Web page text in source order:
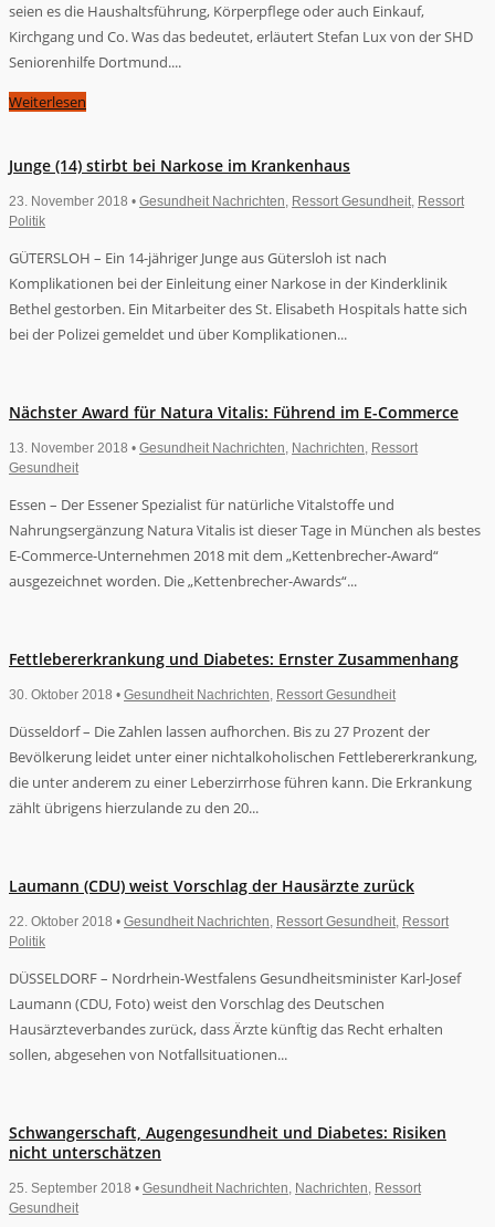
seien es die Haushaltsführung, Körperpflege oder auch Einkauf,
Kirchgang und Co. Was das bedeutet, erläutert Stefan Lux von der SHD
Seniorenhilfe Dortmund....
Weiterlesen
Junge (14) stirbt bei Narkose im Krankenhaus
23. November 2018 • Gesundheit Nachrichten, Ressort Gesundheit, Ressort
Politik
GÜTERSLOH – Ein 14-jähriger Junge aus Gütersloh ist nach
Komplikationen bei der Einleitung einer Narkose in der Kinderklinik
Bethel gestorben. Ein Mitarbeiter des St. Elisabeth Hospitals hatte sich
bei der Polizei gemeldet und über Komplikationen...
Nächster Award für Natura Vitalis: Führend im E-Commerce
13. November 2018 • Gesundheit Nachrichten, Nachrichten, Ressort
Gesundheit
Essen – Der Essener Spezialist für natürliche Vitalstoffe und
Nahrungsergänzung Natura Vitalis ist dieser Tage in München als bestes
E-Commerce-Unternehmen 2018 mit dem „Kettenbrecher-Award“
ausgezeichnet worden. Die „Kettenbrecher-Awards“...
Fettlebererkrankung und Diabetes: Ernster Zusammenhang
30. Oktober 2018 • Gesundheit Nachrichten, Ressort Gesundheit
Düsseldorf – Die Zahlen lassen aufhorchen. Bis zu 27 Prozent der
Bevölkerung leidet unter einer nichtalkoholischen Fettlebererkrankung,
die unter anderem zu einer Leberzirrhose führen kann. Die Erkrankung
zählt übrigens hierzulande zu den 20...
Laumann (CDU) weist Vorschlag der Hausärzte zurück
22. Oktober 2018 • Gesundheit Nachrichten, Ressort Gesundheit, Ressort
Politik
DÜSSELDORF – Nordrhein-Westfalens Gesundheitsminister Karl-Josef
Laumann (CDU, Foto) weist den Vorschlag des Deutschen
Hausärzteverbandes zurück, dass Ärzte künftig das Recht erhalten
sollen, abgesehen von Notfallsituationen...
Schwangerschaft, Augengesundheit und Diabetes: Risiken
nicht unterschätzen
25. September 2018 • Gesundheit Nachrichten, Nachrichten, Ressort
Gesundheit